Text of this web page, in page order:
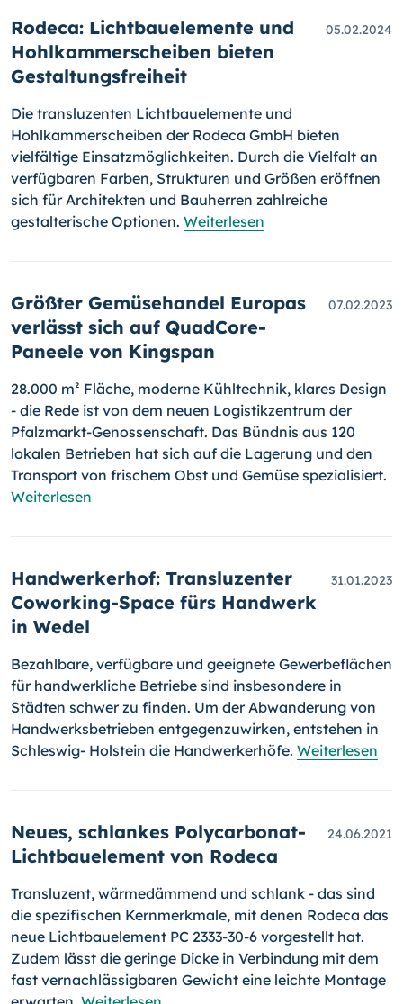
Rodeca: Lichtbauelemente und
Hohlkammerscheiben bieten
Gestaltungsfreiheit
05.02.2024
Die transluzenten Lichtbauelemente und
Hohlkammerscheiben der Rodeca GmbH bieten
vielfältige Einsatzmöglichkeiten. Durch die Vielfalt an
verfügbaren Farben, Strukturen und Größen eröffnen
sich für Architekten und Bauherren zahlreiche
gestalterische Optionen. Weiterlesen
Größter Gemüsehandel Europas
verlässt sich auf QuadCore-
Paneele von Kingspan
07.02.2023
28.000 m² Fläche, moderne Kühltechnik, klares Design
- die Rede ist von dem neuen Logistikzentrum der
Pfalzmarkt-Genossenschaft. Das Bündnis aus 120
lokalen Betrieben hat sich auf die Lagerung und den
Transport von frischem Obst und Gemüse spezialisiert.
Weiterlesen
Handwerkerhof: Transluzenter
Coworking-Space fürs Handwerk
in Wedel
31.01.2023
Bezahlbare, verfügbare und geeignete Gewerbeflächen
für handwerk­li­che Betriebe sind insbesondere in
Städten schwer zu finden. Um der Abwanderung von
Handwerksbetrieben entgegenzuwirken, entstehen in
Schleswig- Holstein die Handwerkerhöfe. Weiterlesen
Neues, schlankes Polycarbonat-
Lichtbauelement von Rodeca
24.06.2021
Transluzent, wärmedämmend und schlank - das sind
die spezifischen Kernmerkmale, mit denen Rodeca das
neue Lichtbauelement PC 2333-30-6 vorgestellt hat.
Zudem lässt die geringe Dicke in Verbindung mit dem
fast vernachlässigbaren Gewicht eine leichte Montage